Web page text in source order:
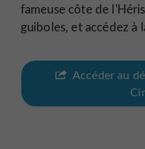
fameuse côte de
guiboles, et accédez à
Accéder au